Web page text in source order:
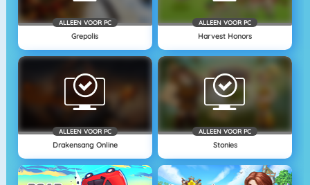
ALLEEN VOOR PC
Grepolis
ALLEEN VOOR PC
Harvest Honors
ALLEEN VOOR PC
Drakensang Online
ALLEEN VOOR PC
Stonies